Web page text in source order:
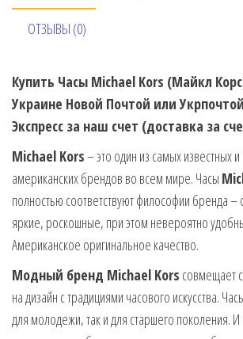
ОТЗЫВЫ (0)
Купить Часы Michael Kors (Майкл
Украине Новой Почтой или
Экспресс за наш счет (доставка за
Michael Kors– это один из самых известных
американских брендов во всем мире. Часы
полностью соответствуют философии бренда
яркие, роскошные, при этом невероятно
Американское оригинальное качество.
Модный бренд Michael Kors совмещает
на дизайн с традициями часового искусства.
для молодежи, так и для старшего поколения.